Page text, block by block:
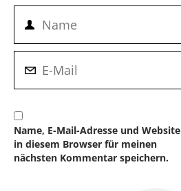
Name, E-Mail-Adresse und Website
in diesem Browser für meinen
nächsten Kommentar speichern.